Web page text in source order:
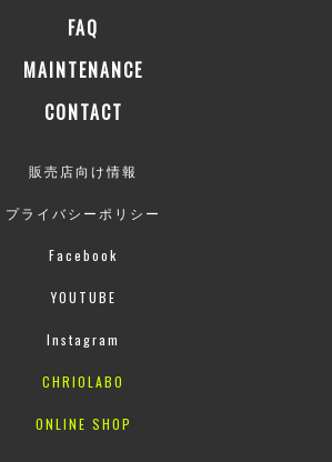
FAQ
MAINTENANCE
CONTACT
販売店向け情報
プライバシーポリシー
Facebook
YOUTUBE
Instagram
CHRIOLABO
ONLINE SHOP